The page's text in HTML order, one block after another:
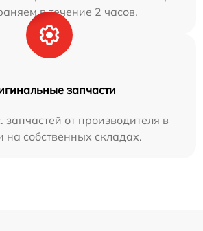
в течение 2 часов.
запчасти
запчастей от производителя в
на собственных складах.